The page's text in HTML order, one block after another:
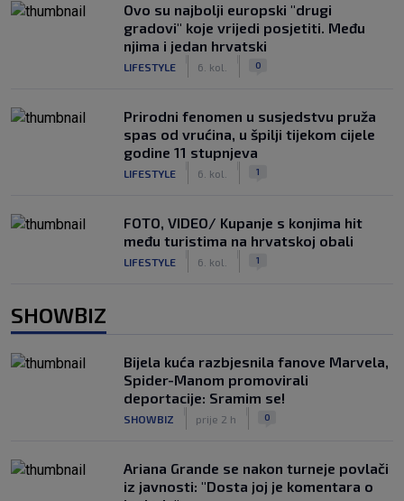
Ovo su najbolji europski "drugi
gradovi" koje vrijedi posjetiti. Među
njima i jedan hrvatski
LIFESTYLE 6. kol. 0
Prirodni fenomen u susjedstvu pruža
spas od vrućina, u špilji tijekom cijele
godine 11 stupnjeva
LIFESTYLE 6. kol. 1
FOTO, VIDEO/ Kupanje s konjima hit
među turistima na hrvatskoj obali
LIFESTYLE 6. kol. 1
SHOWBIZ
Bijela kuća razbjesnila fanove Marvela,
Spider-Manom promovirali
deportacije: Sramim se!
SHOWBIZ prije 2 h 0
Ariana Grande se nakon turneje povlači
iz javnosti: "Dosta joj je komentara o